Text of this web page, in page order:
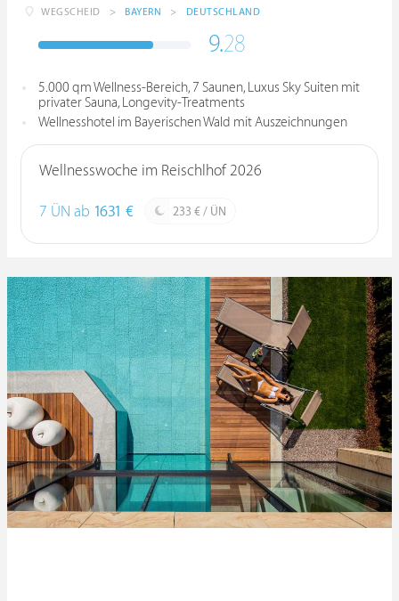
WEGSCHEID > BAYERN > DEUTSCHLAND
9.28
5.000 qm Wellness-Bereich, 7 Saunen, Luxus Sky Suiten mit
privater Sauna, Longevity-Treatments
Wellnesshotel im Bayerischen Wald mit Auszeichnungen
Wellnesswoche im Reischlhof 2026
7 ÜN ab 1631 € 233 € / ÜN